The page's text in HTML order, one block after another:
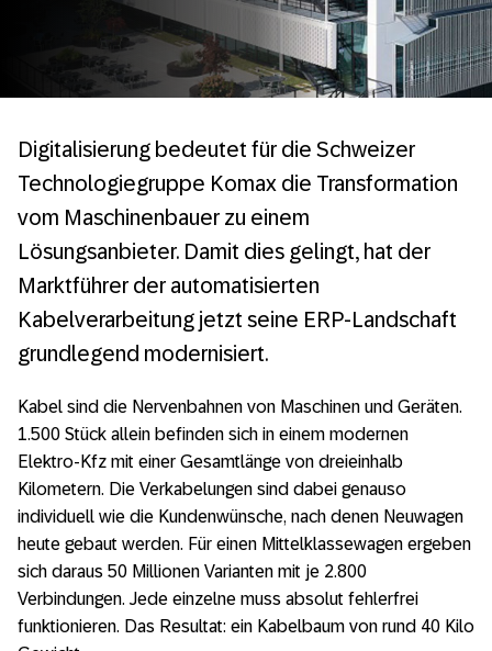
Digitalisierung bedeutet für die Schweizer
Technologiegruppe Komax die Transformation
vom Maschinenbauer zu einem
Lösungsanbieter. Damit dies gelingt, hat der
Marktführer der automatisierten
Kabelverarbeitung jetzt seine ERP-Landschaft
grundlegend modernisiert.
Kabel sind die Nervenbahnen von Maschinen und Geräten.
1.500 Stück allein befinden sich in einem modernen
Elektro-Kfz mit einer Gesamtlänge von dreieinhalb
Kilometern. Die Verkabelungen sind dabei genauso
individuell wie die Kundenwünsche, nach denen Neuwagen
heute gebaut werden. Für einen Mittelklassewagen ergeben
sich daraus 50 Millionen Varianten mit je 2.800
Verbindungen. Jede einzelne muss absolut fehlerfrei
funktionieren. Das Resultat: ein Kabelbaum von rund 40 Kilo